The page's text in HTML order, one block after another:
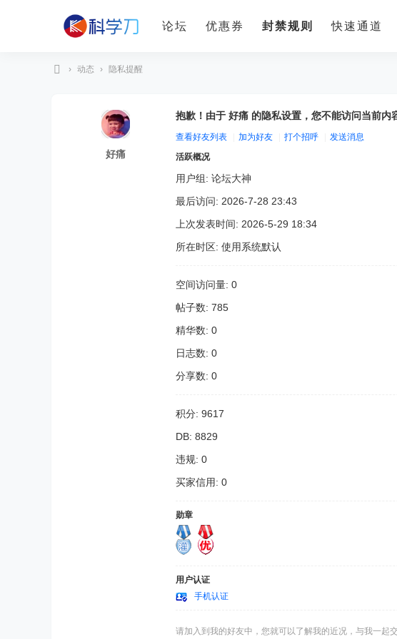
论坛 优惠券 封禁规则 快速通道
› 动态 › 隐私提醒
好痛
抱歉！由于 好痛 的隐私设置，您不能访问当前内
查看好友列表 加为好友 打个招呼
发送消息
活跃概况
用户组: 论坛大神
最后访问: 2026-7-28 23:43
上次发表时间: 2026-5-29 18:34
所在时区: 使用系统默认
空间访问量: 0
帖子数: 785
精华数: 0
日志数: 0
分享数: 0
积分: 9617
DB: 8829
违规: 0
买家信用: 0
勋章
用户认证
手机认证
请加入到我的好友中，您就可以了解我的近况，与我一起